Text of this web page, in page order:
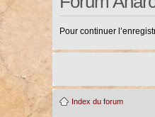
Pour continuer
Index du forum